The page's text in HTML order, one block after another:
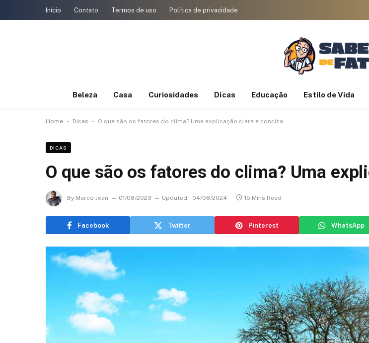
Início Contato Termos de uso Política de privacidade
Beleza Casa Curiosidades Dicas Educação Estilo de Vida
Home - Dicas - O que são os fatores do clima? Uma explicação clara e concisa
DICAS
O que são os fatores do clima? Uma
By Marco Jean 01/08/2023 Updated: 04/08/2024 15 Mins Read
Facebook Twitter Pinterest WhatsApp